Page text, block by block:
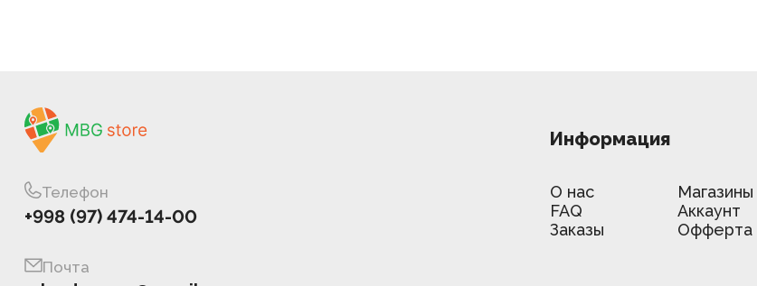
Телефон
+998 (97) 474-14-00
Почта
Информация
О нас
Магазины
FAQ
Аккаунт
Заказы
Офферта